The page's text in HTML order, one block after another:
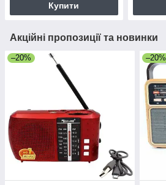
Купити
Акційні пропозиції та новинки
–20% –20%